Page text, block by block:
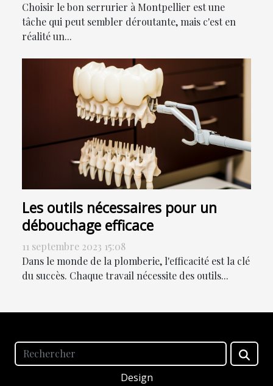
Choisir le bon serrurier à Montpellier est une
tâche qui peut sembler déroutante, mais c'est en
réalité un...
Les outils nécessaires pour un
débouchage efficace
11 septembre 2023 15:08
Dans le monde de la plomberie, l'efficacité est la clé
du succès. Chaque travail nécessite des outils...
Design